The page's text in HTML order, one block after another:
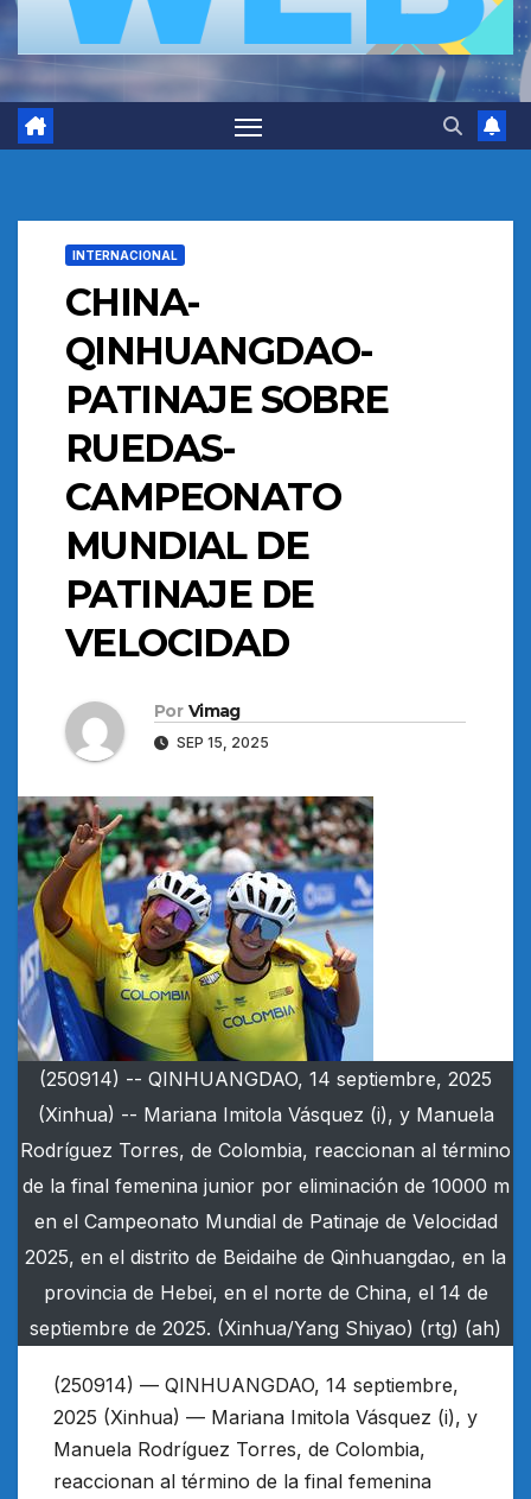
INTERNACIONAL
CHINA-
QINHUANGDAO-
PATINAJE SOBRE
RUEDAS-
CAMPEONATO
MUNDIAL DE
PATINAJE DE
VELOCIDAD
Por Vimag
SEP 15, 2025
(250914) -- QINHUANGDAO, 14 septiembre, 2025
(Xinhua) -- Mariana Imitola Vásquez (i), y Manuela
Rodríguez Torres, de Colombia, reaccionan al término
de la final femenina junior por eliminación de 10000 m
en el Campeonato Mundial de Patinaje de Velocidad
2025, en el distrito de Beidaihe de Qinhuangdao, en la
provincia de Hebei, en el norte de China, el 14 de
septiembre de 2025. (Xinhua/Yang Shiyao) (rtg) (ah)
(250914) — QINHUANGDAO, 14 septiembre,
2025 (Xinhua) — Mariana Imitola Vásquez (i), y
Manuela Rodríguez Torres, de Colombia,
reaccionan al término de la final femenina